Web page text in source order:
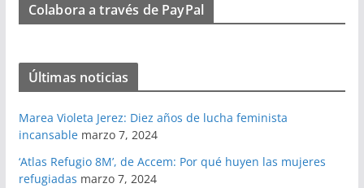
Colabora a través de PayPal
Últimas noticias
Marea Violeta Jerez: Diez años de lucha feminista
incansable marzo 7, 2024
‘Atlas Refugio 8M’, de Accem: Por qué huyen las mujeres
refugiadas marzo 7, 2024